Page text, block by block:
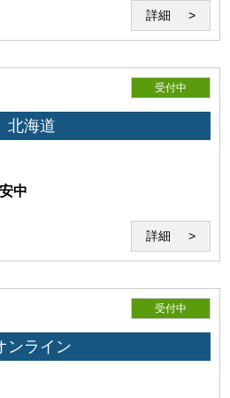
でのZoom通信は本サービス目的で
いて
し、セミナーの実施が不能となった
任を負わないものとします。セミナ
そのものの機能の不具合につい
詳細
受付中
北海道
中
詳細
受付中
ンライン